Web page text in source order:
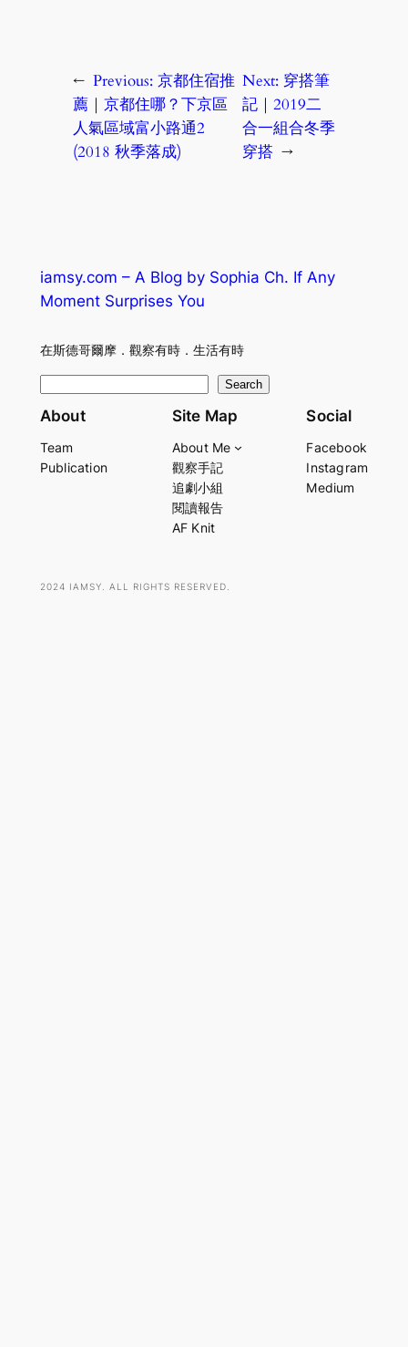
← Previous: 京都住宿推
薦｜京都住哪？下京區
人氣區域富小路通2
(2018 秋季落成)
Next: 穿搭筆
記｜2019二
合一組合冬季
穿搭 →
iamsy.com – A Blog by Sophia Ch. If Any
Moment Surprises You
在斯德哥爾摩．觀察有時．生活有時
e
r
Search
About
Team
Publication
Site Map
About Me
觀察手記
追劇小組
閱讀報告
AF Knit
Social
Facebook
Instagram
Medium
2024 IAMSY. ALL RIGHTS RESERVED.